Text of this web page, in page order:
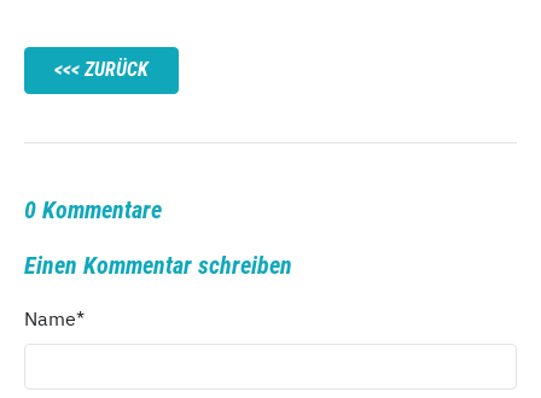
ZURÜCK
0 Kommentare
Einen Kommentar schreiben
Name*